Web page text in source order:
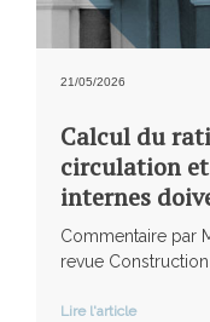
21/05/2026
Calcul du
circulation
internes
Commentaire par
revue Construction
Lire l'article